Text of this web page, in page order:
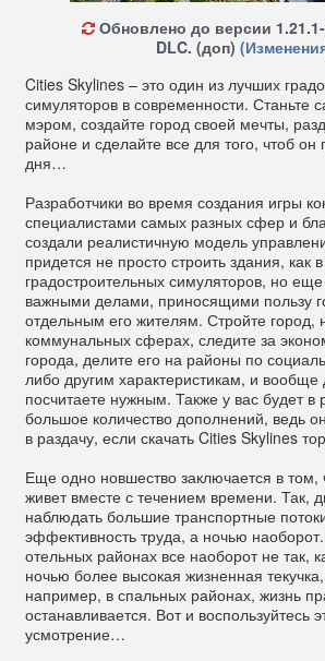
Обновлено до версии
DLC. (доп)
Cities Skylines – это один из лучших
симуляторов в современности.
мэром, создайте город своей мечты,
районе и сделайте все для того, чтоб он
дня…
Разработчики во время создания игры
специалистами самых разных сфер и
создали реалистичную модель
придется не просто строить здания, как
градостроительных симуляторов, но
важными делами, приносящими пользу
отдельным его жителям. Стройте город,
коммунальных сферах, следите за
города, делите его на районы по
либо другим характеристикам, и вообще
посчитаете нужным. Также у вас будет в
большое количество дополнений, ведь
в раздачу, если скачать Cities Skylines
Еще одно новшество заключается в том,
живет вместе с течением времени. Так,
наблюдать большие транспортные
эффективность труда, а ночью
отельных районах все наоборот не так,
ночью более высокая жизненная
например, в спальных районах, жизнь
останавливается. Вот и воспользуйтесь
усмотрение…